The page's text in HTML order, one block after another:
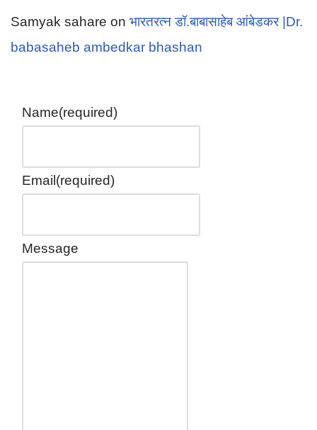
Samyak sahare on भारतरत्न डॉ.बाबासाहेब आंबेडकर |Dr.
babasaheb ambedkar bhashan
Name(required)
Email(required)
Message